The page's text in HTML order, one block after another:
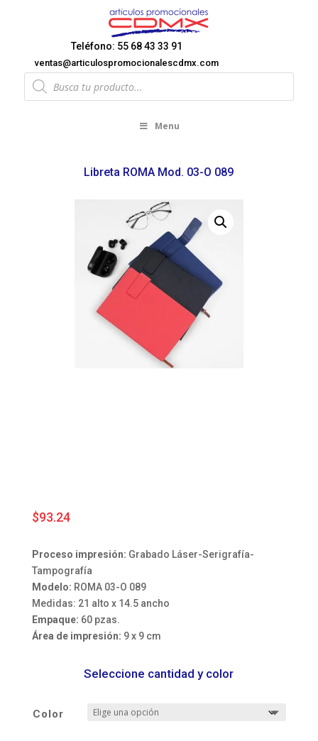
Teléfono: 55 68 43 33 91
ventas@articulospromocionalescdmx.com
Products
search
Menu
Libreta ROMA Mod. 03-O 089
$93.24
Proceso impresión: Grabado Láser-Serigrafía-
Tampografía
Modelo: ROMA 03-O 089
Medidas: 21 alto x 14.5 ancho
Empaque: 60 pzas.
Área de impresión: 9 x 9 cm
Seleccione cantidad y color
Color